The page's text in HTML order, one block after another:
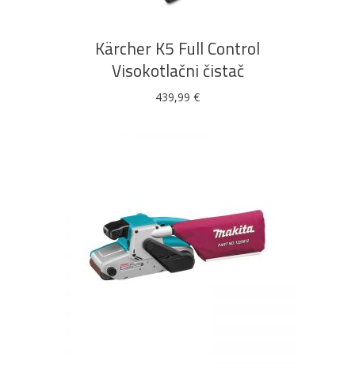
Kärcher K5 Full Control
Visokotlačni čistač
439,99 €